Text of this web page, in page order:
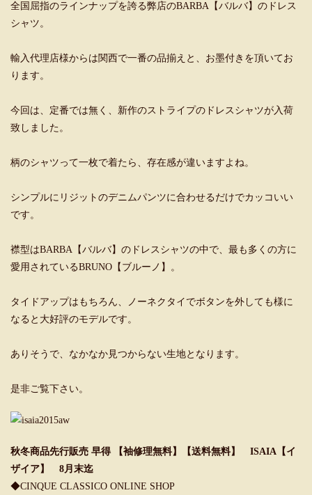
全国屈指のラインナップを誇る弊店のBARBA【バルバ】のドレス
シャツ。
輸入代理店様からは関西で一番の品揃えと、お墨付きを頂いてお
ります。
今回は、定番では無く、新作のストライプのドレスシャツが入荷
致しました。
柄のシャツって一枚で着たら、存在感が違いますよね。
シンプルにリジットのデニムパンツに合わせるだけでカッコいい
です。
襟型はBARBA【バルバ】のドレスシャツの中で、最も多くの方に
愛用されているBRUNO【ブルーノ】。
タイドアップはもちろん、ノーネクタイでボタンを外しても様に
なると大好評のモデルです。
ありそうで、なかなか見つからない生地となります。
是非ご覧下さい。
秋冬商品先行販売 早得 【袖修理無料】【送料無料】 ISAIA【イ
ザイア】 8月末迄
◆CINQUE CLASSICO ONLINE SHOP